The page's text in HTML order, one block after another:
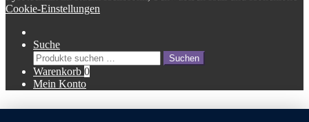
Cookie-Einstellungen
Suche
Suche
nach:
Suchen
Warenkorb 0
Mein Konto